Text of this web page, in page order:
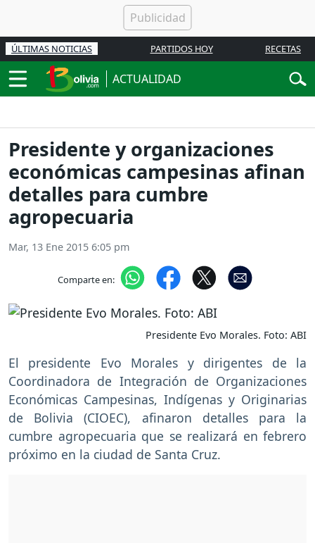
ÚLTIMAS NOTICIAS PARTIDOS HOY RECETAS
ACTUALIDAD
Presidente y organizaciones
económicas campesinas afinan
detalles para cumbre
agropecuaria
Mar, 13 Ene 2015 6:05 pm
Comparte en:
Presidente Evo Morales. Foto: ABI
El presidente Evo Morales y dirigentes de la
Coordinadora de Integración de Organizaciones
Económicas Campesinas, Indígenas y Originarias
de Bolivia (CIOEC), afinaron detalles para la
cumbre agropecuaria que se realizará en febrero
próximo en la ciudad de Santa Cruz.